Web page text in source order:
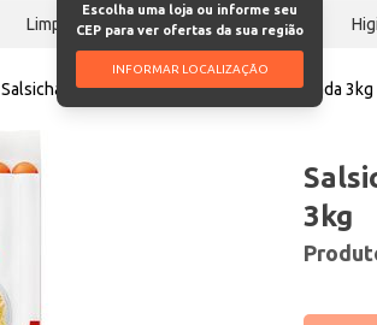
Escolha uma loja ou informe seu
CEP para ver ofertas da sua região
INFORMAR LOCALIZAÇÃO
Limpeza Chocolates
Salsicha Salsicha Hot Dog Copacol Resfriada 3kg
3kg